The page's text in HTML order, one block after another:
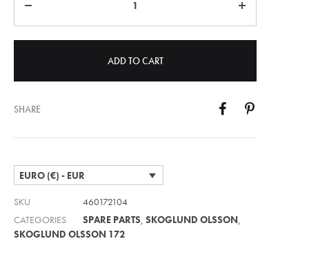
ADD TO CART
SHARE
EURO (€) - EUR
SKU
460172104
CATEGORIES
SPARE PARTS SKOGLUND OLSSON
SKOGLUND OLSSON 172